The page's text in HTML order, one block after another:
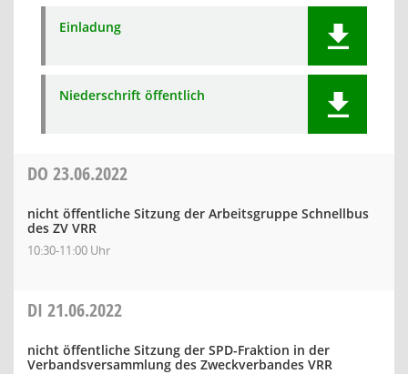
Einladung
Niederschrift öffentlich
DO 23.06.2022
nicht öffentliche Sitzung der Arbeitsgruppe Schnellbus
des ZV VRR
10:30-11:00 Uhr
DI 21.06.2022
nicht öffentliche Sitzung der SPD-Fraktion in der
Verbandsversammlung des Zweckverbandes VRR